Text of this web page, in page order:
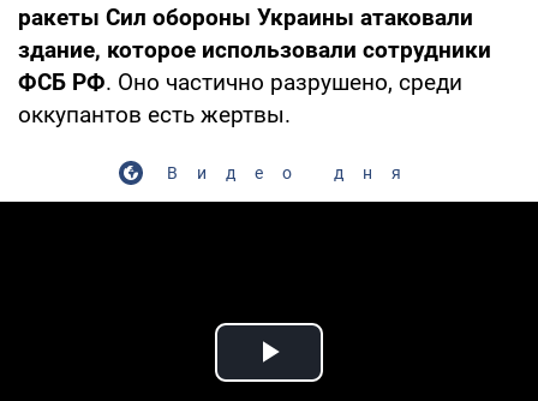
ракеты Сил обороны Украины атаковали
здание, которое использовали сотрудники
ФСБ РФ. Оно частично разрушено, среди
оккупантов есть жертвы.
Видео дня
Play Video